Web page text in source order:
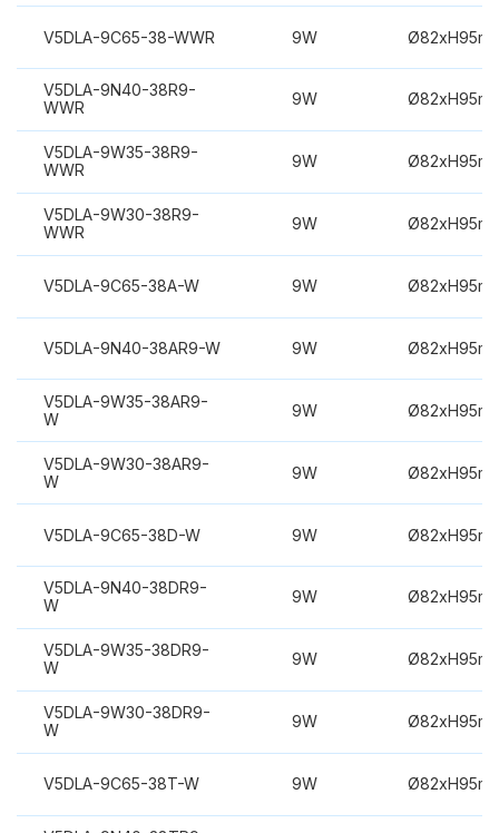
V5DLA-9C65-38-WWR 9W
V5DLA-9N40-38R9-
WWR
9W
V5DLA-9W35-38R9-
WWR
9W
V5DLA-9W30-38R9-
WWR
9W
V5DLA-9C65-38A-W 9W
V5DLA-9N40-38AR9-W 9W
V5DLA-9W35-38AR9-
W
9W
V5DLA-9W30-38AR9-
W
9W
V5DLA-9C65-38D-W 9W
V5DLA-9N40-38DR9-
W
9W
V5DLA-9W35-38DR9-
W
9W
V5DLA-9W30-38DR9-
W
9W
V5DLA-9C65-38T-W 9W